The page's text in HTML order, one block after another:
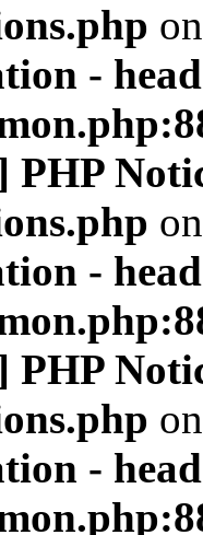
-
PHP
-
PHP
-